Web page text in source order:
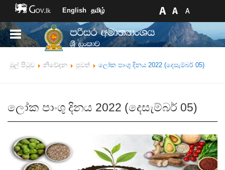
English தமிழ்
මුල් පිටුව නිවේදන පුවත් ලෝක පාංශු දිනය 2022 (දෙසැම්බර් 05)
ලෝක පාංශු දිනය 2022 (දෙසැම්බර් 05)